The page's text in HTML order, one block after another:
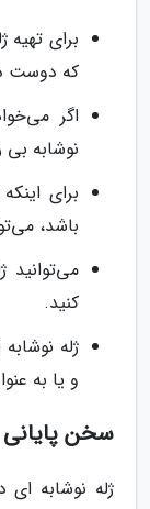
برای تهیه
که دوست
اگر
نوشابه بی
برای
باشد، می‌توانید از 1.5 تا 2
می‌توانید
کنید.
ژله
و یا به
سخن پایانی
ژله نوشابه